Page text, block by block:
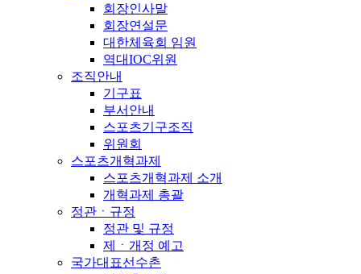
회장인사말
회장연설문
대한체육회 임원
역대IOC위원
조직안내
기구표
부서안내
스포츠기구조직
위원회
스포츠개혁과제
스포츠개혁과제 소개
개혁과제 총괄
정관ㆍ규정
정관 및 규정
제ㆍ개정 예고
국가대표선수촌